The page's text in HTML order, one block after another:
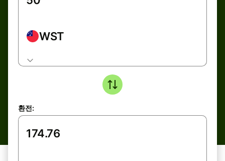
WST
환전: